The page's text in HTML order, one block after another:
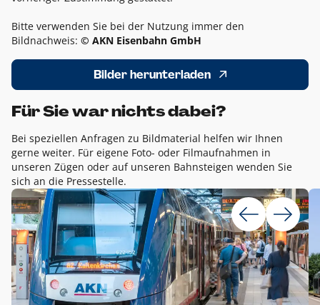
Bitte verwenden Sie bei der Nutzung immer den
Bildnachweis: © AKN Eisenbahn GmbH
Bilder herunterladen
Für Sie war nichts dabei?
Bei speziellen Anfragen zu Bildmaterial helfen wir Ihnen
gerne weiter. Für eigene Foto- oder Filmaufnahmen in
unseren Zügen oder auf unseren Bahnsteigen wenden Sie
sich an die Pressestelle.